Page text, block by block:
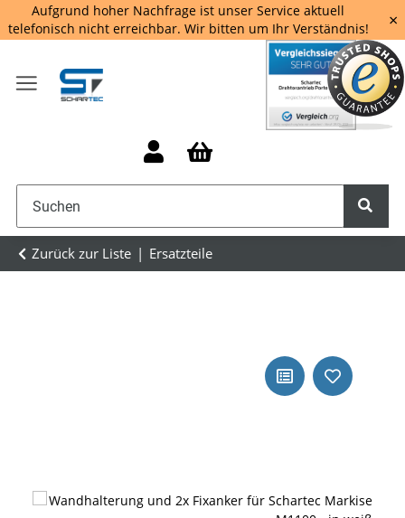
Aufgrund hoher Nachfrage ist unser Service aktuell
telefonisch nicht erreichbar. Wir bitten um Ihr Verständnis!
×
Zurück zur Liste Ersatzteile